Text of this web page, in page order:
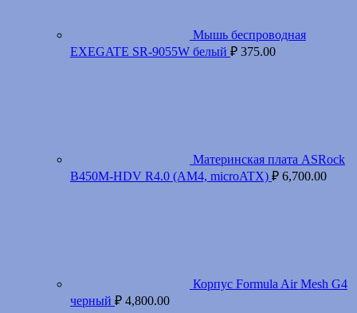
Мышь беспроводная
EXEGATE SR-9055W белый ₽ 375.00
Материнская плата ASRock
B450M-HDV R4.0 (AM4, microATX) ₽ 6,700.00
Корпус Formula Air Mesh G4
черный ₽ 4,800.00